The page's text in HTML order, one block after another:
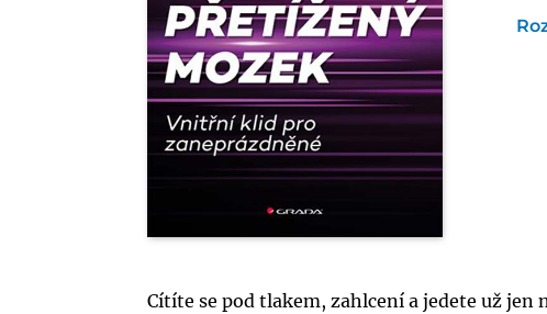
Cítíte se pod tlakem, zahlcení a jedete už